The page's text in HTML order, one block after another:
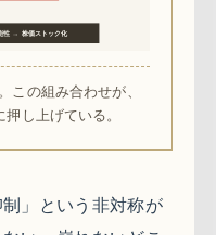
性 → 株価ストック化
この組み合わせが、
し上げている。
」という非対称が